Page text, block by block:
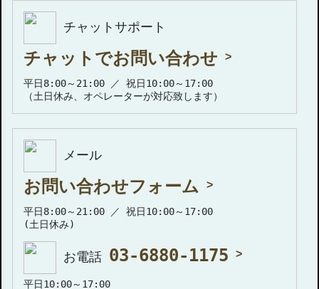
チャットサポート
チャットでお問い合わせ
平日8:00～21:00 ／ 祝日10:00～17:00
（土日休み、オペレーターが対応致します）
メール
お問い合わせフォーム
平日8:00～21:00 ／ 祝日10:00～17:00
(土日休み)
お電話 03-6880-1175
平日10:00～17:00